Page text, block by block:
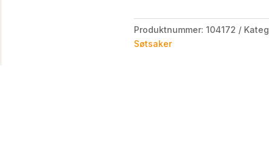
Produktnummer: 104172
Søtsaker